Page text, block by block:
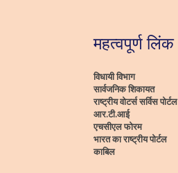
महत्वपूर्ण लिंक
विधायी विभाग
सार्वजनिक शिकायत
राष्ट्रीय वोटर्स सर्विस पोर्टल
आर.टी.आई
एचसीएल फोरम
भारत का राष्ट्रीय पोर्टल
काबिल